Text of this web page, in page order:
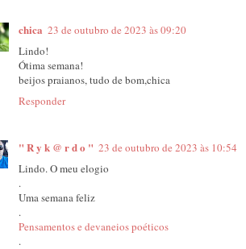
chica 23 de outubro de 2023 às 09:20
Lindo!
Ótima semana!
beijos praianos, tudo de bom,chica
Responder
" R y k @ r d o " 23 de outubro de 2023 às 10:54
Lindo. O meu elogio
.
Uma semana feliz
.
Pensamentos e devaneios poéticos
.